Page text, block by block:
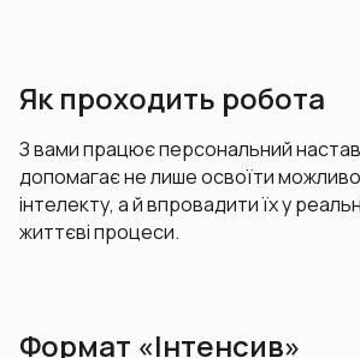
Як проходить робота
З вами працює персональний
допомагає не лише освоїти
інтелекту, а й впровадити їх у
життєві процеси.
Формат «Інтенсив»